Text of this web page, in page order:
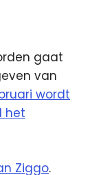
gaat
van
wordt
het
Ziggo.